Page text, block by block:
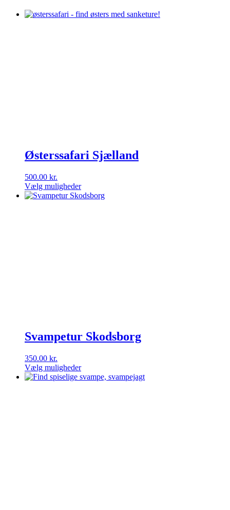
Østerssafari Sjælland
500.00 kr.
Vælg muligheder
Dette
Svampetur Skodsborg
350.00 kr.
Vælg muligheder
Dette